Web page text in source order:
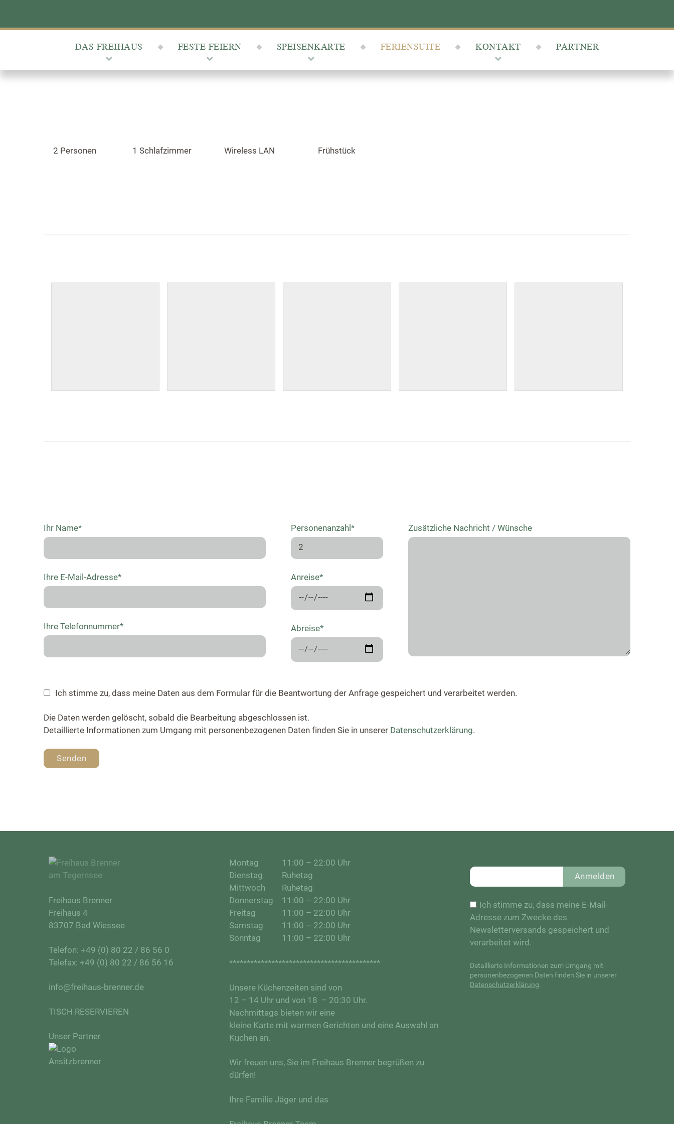
DAS FREIHAUS FESTE FEIERN SPEISENKARTE FERIENSUITE KONTAKT PARTNER
2 Personen 1 Schlafzimmer Wireless LAN Frühstück
Ihr Name*
Ihre E-Mail-Adresse*
Ihre Telefonnummer*
Personenanzahl*
Anreise*
Abreise*
Zusätzliche Nachricht / Wünsche
Bitte lasse
Ich stimme zu, dass meine Daten aus dem Formular für die Beantwortung der Anfrage gespeichert und verarbeitet werden.
Die Daten werden gelöscht, sobald die Bearbeitung abgeschlossen ist.
Detaillierte Informationen zum Umgang mit personenbezogenen Daten finden Sie in unserer Datenschutzerklärung.
Freihaus Brenner
Freihaus 4
83707 Bad Wiessee
Telefon: +49 (0) 80 22 / 86 56 0
Telefax: +49 (0) 80 22 / 86 56 16
info@freihaus-brenner.de
TISCH RESERVIEREN
Unser Partner
Montag
11:00 – 22:00 Uhr
Dienstag
Ruhetag
Mittwoch
Ruhetag
Donnerstag
11:00 – 22:00 Uhr
Freitag
11:00 – 22:00 Uhr
Samstag
11:00 – 22:00 Uhr
Sonntag
11:00 – 22:00 Uhr
*******************************************
Unsere Küchenzeiten sind von
12 – 14 Uhr und von 18 – 20:30 Uhr.
Nachmittags bieten wir eine
kleine Karte mit warmen Gerichten und eine Auswahl an
Kuchen an.
Wir freuen uns, Sie im Freihaus Brenner begrüßen zu
dürfen!
Ihre Familie Jäger und das
Anmelden
Ich stimme zu, dass meine E-Mail-
Adresse zum Zwecke des
Newsletterversands gespeichert und
verarbeitet wird.
Detaillierte Informationen zum Umgang mit
personenbezogenen Daten finden Sie in unserer
Datenschutzerklärung